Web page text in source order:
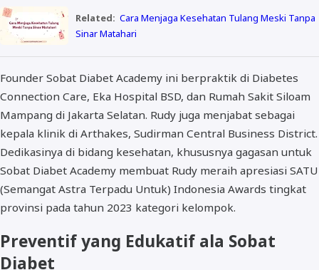
Related: Cara Menjaga Kesehatan Tulang Meski Tanpa
Sinar Matahari
Founder Sobat Diabet Academy ini berpraktik di Diabetes
Connection Care, Eka Hospital BSD, dan Rumah Sakit Siloam
Mampang di Jakarta Selatan. Rudy juga menjabat sebagai
kepala klinik di Arthakes, Sudirman Central Business District.
Dedikasinya di bidang kesehatan, khususnya gagasan untuk
Sobat Diabet Academy membuat Rudy meraih apresiasi SATU
(Semangat Astra Terpadu Untuk) Indonesia Awards tingkat
provinsi pada tahun 2023 kategori kelompok.
Preventif yang Edukatif ala Sobat
Diabet